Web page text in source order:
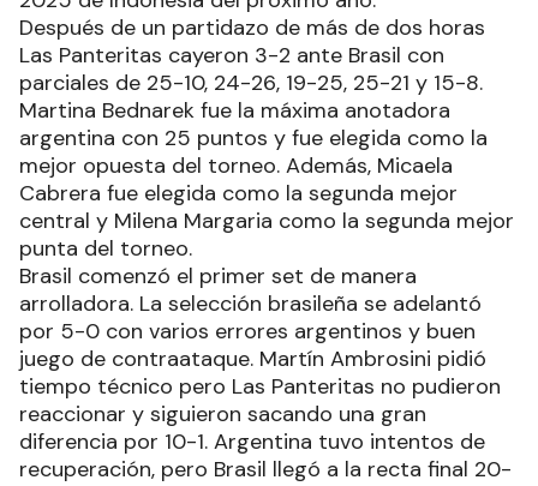
Después de un partidazo de más de dos horas
Las Panteritas cayeron 3-2 ante Brasil con
parciales de 25-10, 24-26, 19-25, 25-21 y 15-8.
Martina Bednarek fue la máxima anotadora
argentina con 25 puntos y fue elegida como la
mejor opuesta del torneo. Además, Micaela
Cabrera fue elegida como la segunda mejor
central y Milena Margaria como la segunda mejor
punta del torneo.
Brasil comenzó el primer set de manera
arrolladora. La selección brasileña se adelantó
por 5-0 con varios errores argentinos y buen
juego de contraataque. Martín Ambrosini pidió
tiempo técnico pero Las Panteritas no pudieron
reaccionar y siguieron sacando una gran
diferencia por 10-1. Argentina tuvo intentos de
recuperación, pero Brasil llegó a la recta final 20-